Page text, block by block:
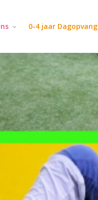
0-4 jaar Dagopvang